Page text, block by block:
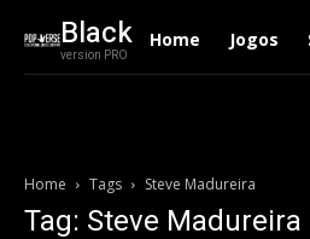
Black
version PRO
Home Jogos
Home Tags Steve Madureira
Tag: Steve Madureira